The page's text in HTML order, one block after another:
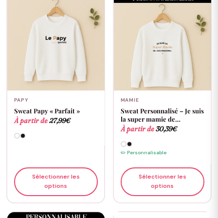
PAPY
Sweat Papy « Parfait »
À partir de27,99€
Sélectionner les
options
MAMIE
Sweat Personnalisé – Je suis
la super mamie de…
À partir de30,39€
✏️ Personnalisable
Sélectionner les
options